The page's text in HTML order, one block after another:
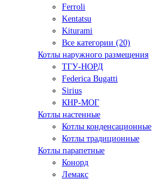
Ferroli
Kentatsu
Kiturami
Все категории (20)
Котлы наружного размещения
ТГУ-НОРД
Federica Bugatti
Sirius
КНР-МОГ
Котлы настенные
Котлы конденсационные
Котлы традиционные
Котлы парапетные
Конорд
Лемакс